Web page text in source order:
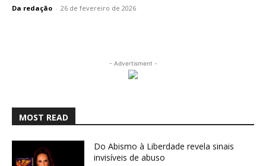
Da redação - 26 de fevereiro de 2026
- Advertisment -
MOST READ
Do Abismo à Liberdade revela sinais
invisíveis de abuso